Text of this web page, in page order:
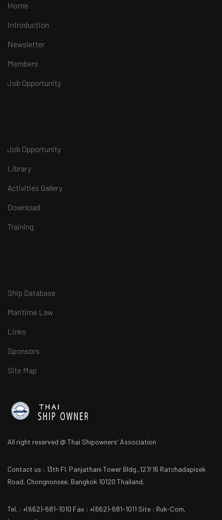
Home
Introduction
Newsletter
Members
Job Opportunity
Job Opportunity
Library
Activities Gallery
Download
Training
Ship Database
Maritime Law
Links
Sponsors
Site Map
All right reserved @ Thai Shipowners' Association
Contact us : 13th Fl. Panjathani Tower Bldg.,127/16 Ratchadapisek
Road, Chongnonsee, Bangkok 10120 Thailand.
Tel. : +(662)-681-1010 Fax : +(662)-681-1011 Site : Ruk-Com,